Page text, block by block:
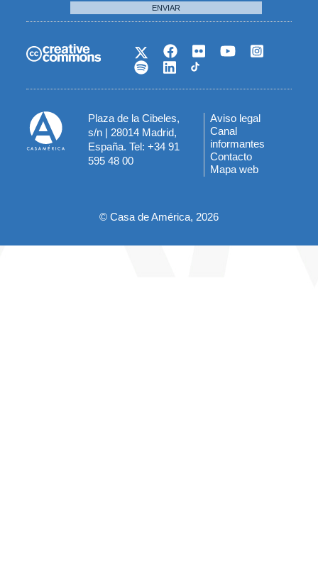
ENVIAR
Plaza de la Cibeles,
s/n | 28014 Madrid,
España. Tel: +34 91
595 48 00
Menú
del
pie
Aviso legal
Canal
informantes
Contacto
Mapa web
© Casa de América, 2026